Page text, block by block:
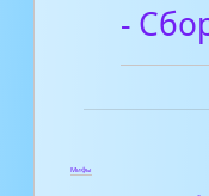
-
Мифы